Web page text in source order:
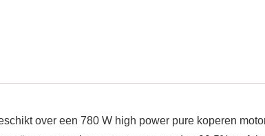
over een 780 W high power pure koperen